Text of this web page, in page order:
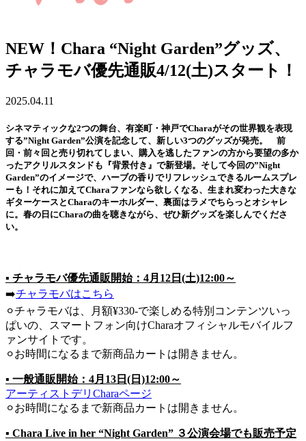
NEW！Chara “Night Garden”グッズ、
チャラモバ優先通販4/12(土)スタート！
2025.04.11
シネマティックな2つの舞台、有楽町・神戸でCharaがその世界観を表現
する”Night Garden”公演を記念して、新しい3つのグッズが発売。 前
回・前々回と売り切れてしまい、購入を逃したファンの方から要望の多か
ったアクリルスタンドも『背景付き』で新登場。そして今回の”Night
Garden”のイメージで、ハーブの香りでリフレッシュできるルームスプレ
ーも！それに加えてCharaファンなら欲しくなる、生まれ変わった大きな
ギターケースとCharaのキーホルダー、裏面はラメでちらっとオシャレ
に。春の日にCharaの曲を聴きながら、ぜひ新グッズを楽しんでくださ
い。
▪ チャラモバ優先通販開始：4月12日(土)12:00～
➡️チャラモバはこちら
⚪︎チャラモバは、月額¥330-で楽しめる特別コンテンツいっ
ぱいの、スマートフォン向けCharaオフィシャルモバイルフ
ァンサイトです。
⚪︎お時間になるまで新商品カートは開きません。
▪ 一般通販開始：4月13日(日)12:00～
アーティストデリCharaページ
⚪︎お時間になるまで新商品カートは開きません。
▪ Chara Live in her “Night Garden” ３公演会場でも販売予定